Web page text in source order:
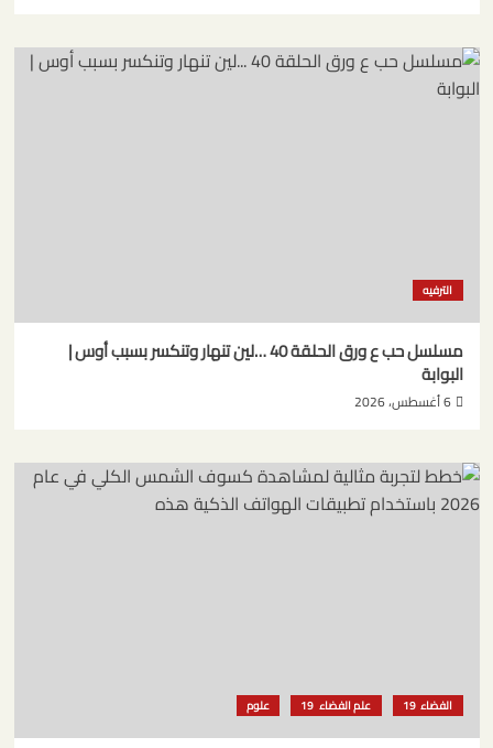
الترفيه
مسلسل حب ع ورق الحلقة 40 …لين تنهار وتنكسر بسبب أوس |
البوابة
6 أغسطس، 2026
الفضاء علم الفضاء علوم